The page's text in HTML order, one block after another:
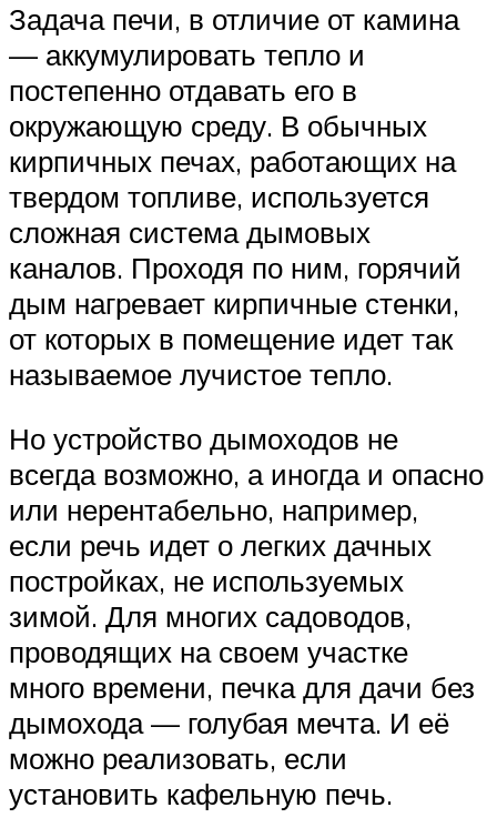
Задача печи, в отличие от камина
— аккумулировать тепло и
постепенно отдавать его в
окружающую среду. В обычных
кирпичных печах, работающих на
твердом топливе, используется
сложная система дымовых
каналов. Проходя по ним, горячий
дым нагревает кирпичные стенки,
от которых в помещение идет так
называемое лучистое тепло.
Но устройство дымоходов не
всегда возможно, а иногда и опасно
или нерентабельно, например,
если речь идет о легких дачных
постройках, не используемых
зимой. Для многих садоводов,
проводящих на своем участке
много времени, печка для дачи без
дымохода — голубая мечта. И её
можно реализовать, если
установить кафельную печь.